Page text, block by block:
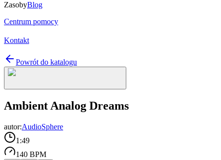
ZasobyBlog
Centrum pomocy
Kontakt
Powrót do katalogu
Ambient Analog Dreams
autor:AudioSphere
1:49
140 BPM